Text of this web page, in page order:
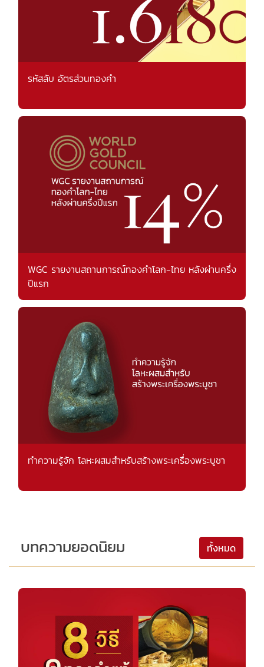
รหัสลับ อัตรส่วนทองคำ
WGC รายงานสถานการณ์ทองคำโลก-ไทย หลังผ่านครึ่ง
ปีแรก
ทำความรู้จัก โลหะผสมสำหรับสร้างพระเครื่องพระบูชา
บทความยอดนิยม ทั้งหมด